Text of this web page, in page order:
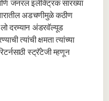
जनरल इलेक्ट्रिक सारख्या
अडचणीमुळे कठीण
दरम्यान अंडरवॅल्यूड
त्यांची क्षमता त्यांच्या
स्ट्रॅटेजी म्हणून